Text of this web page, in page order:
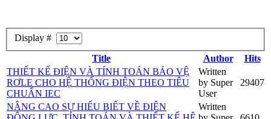
Chương trình đào tạo chuyên sâu dầu khí được sự hỗ trợ của
Đại học mỏ địa chất Hà Nội, Đại học Bách khoa Hà Nội, Đại học
gồm công tác thăm dò địa chất, kỹ thuật khai thác dầu khí, kỹ thuật
Display #
Title
Author
Hits
THIẾT KẾ ĐIỆN VÀ TÍNH TOÁN BẢO VỆ
RƠLE CHO HỆ THỐNG ĐIỆN THEO TIÊU
CHUẨN IEC
Written
by Super
User
29407
NÂNG CAO SỰ HIỂU BIẾT VỀ ĐIỆN
Written